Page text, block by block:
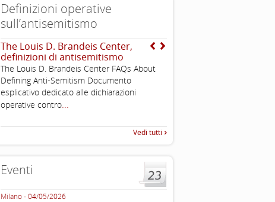
Definizioni operative
sull’antisemitismo
The Louis D. Brandeis Center,
definizioni di antisemitismo
The Louis D. Brandeis Center FAQs About
Defining Anti-Semitism Documento
esplicativo dedicato alle dichiarazioni
operative contro...
Vedi tutti
Eventi
Milano - 04/05/2026